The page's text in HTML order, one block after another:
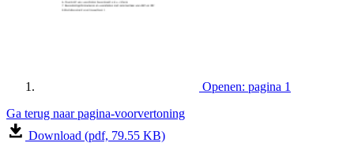
Openen: pagina 1
Ga terug naar pagina-voorvertoning
Download (pdf, 79.55 KB)